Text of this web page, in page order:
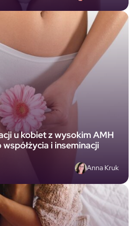
u kobiet z wysokim AMH
i inseminacji
Anna Kruk